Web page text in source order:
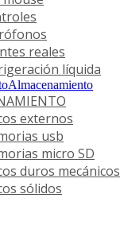
reales
líquida
Almacenamiento
externos
usb
micro SD
duros mecánicos
sólidos